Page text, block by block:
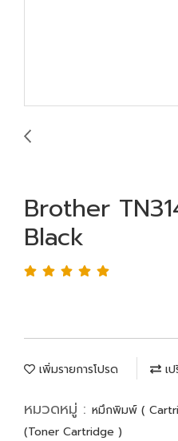
Brother
Black
เพิ่มรายการโปรด เ
หมวดหมู่ : หมึกพิมพ์ (
(Toner Cartridge )